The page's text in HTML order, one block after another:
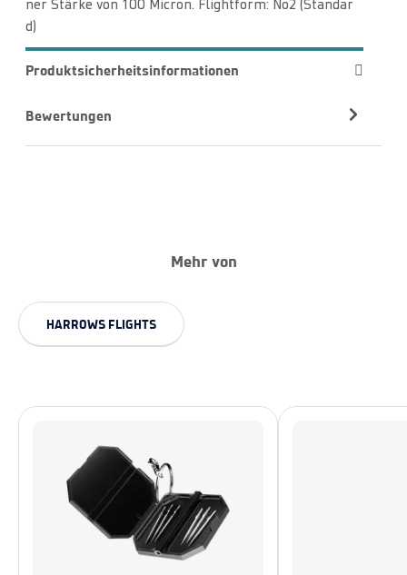
ner Stärke von 100 Micron. Flightform: No2 (Standar
d)
Produktsicherheitsinformationen
Bewertungen
Mehr von
HARROWS FLIGHTS